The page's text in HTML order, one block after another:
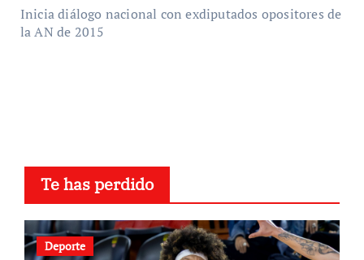
Inicia diálogo nacional con exdiputados opositores de
la AN de 2015
Te has perdido
Deporte